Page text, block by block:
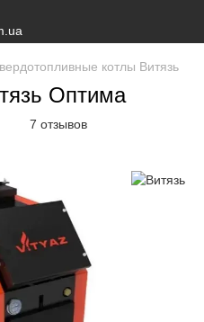
котлы Витязь
Оптима
7 отзывов